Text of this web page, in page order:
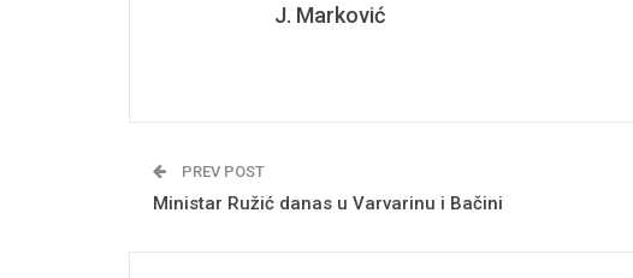
J. Marković
PREV POST
Ministar Ružić danas u Varvarinu i Bačini